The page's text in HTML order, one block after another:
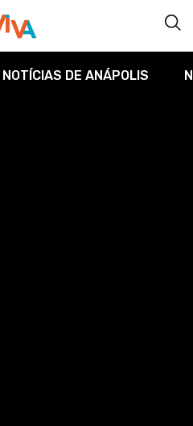
NOTÍCIAS DE ANÁPOLIS